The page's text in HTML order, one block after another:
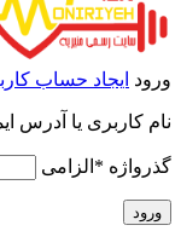
ورود ایجاد حساب
نام کاربری یا آدرس
گذرواژه * الزامی
ورود